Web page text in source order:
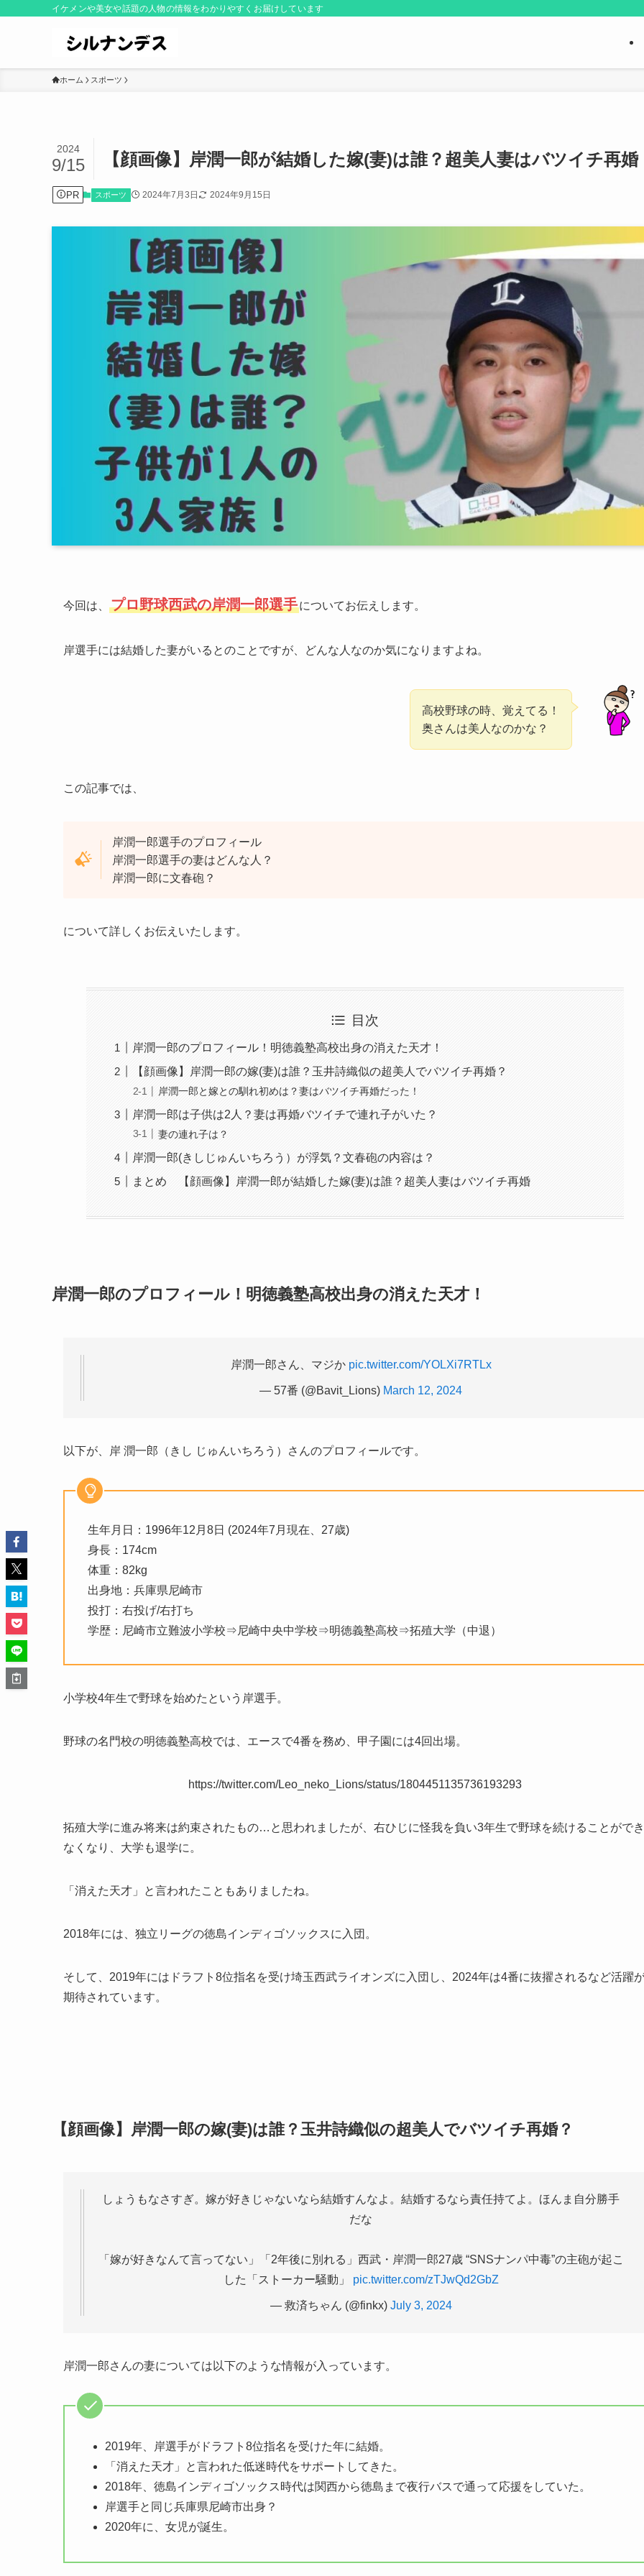
イケメンや美女や話題の人物の情報をわかりやすくお届けしています
ホーム スポーツ
【顔画像】岸潤一郎が結婚した嫁(妻)は誰？超美人妻はバツイチ再婚
2024
9/15
PR スポーツ 2024年7月3日 2024年9月15日
今回は、 プロ野球西武の岸潤一郎選手についてお伝えします。
岸選手には結婚した妻がいるとのことですが、どんな人なのか気になりますよね。
高校野球の時、覚えてる！
奥さんは美人なのかな？
この記事では、
岸潤一郎選手のプロフィール
岸潤一郎選手の妻はどんな人？
岸潤一郎に文春砲？
について詳しくお伝えいたします。
目次
岸潤一郎のプロフィール！明徳義塾高校出身の消えた天才！
【顔画像】岸潤一郎の嫁(妻)は誰？玉井詩織似の超美人でバツイチ再婚？
岸潤一郎と嫁との馴れ初めは？妻はバツイチ再婚だった！
岸潤一郎は子供は2人？妻は再婚バツイチで連れ子がいた？
妻の連れ子は？
岸潤一郎(きしじゅんいちろう）が浮気？文春砲の内容は？
まとめ 【顔画像】岸潤一郎が結婚した嫁(妻)は誰？超美人妻はバツイチ再婚
岸潤一郎のプロフィール！明徳義塾高校出身の消えた天才！
岸潤一郎さん、マジか pic.twitter.com/YOLXi7RTLx
— 57番 (@Bavit_Lions) March 12, 2024
以下が、岸 潤一郎（きし じゅんいちろう）さんのプロフィールです。
生年月日：1996年12月8日 (2024年7月現在、27歳)
身長：174cm
体重：82kg
出身地：兵庫県尼崎市
投打：右投げ/右打ち
学歴：尼崎市立難波小学校⇒尼崎中央中学校⇒明徳義塾高校⇒拓殖大学（中退）
小学校4年生で野球を始めたという岸選手。
野球の名門校の明徳義塾高校では、エースで4番を務め、甲子園には4回出場。
https://twitter.com/Leo_neko_Lions/status/1804451135736193293
拓殖大学に進み将来は約束されたもの…と思われましたが、右ひじに怪我を負い3年生で野球を続けることができ
なくなり、大学も退学に。
「消えた天才」と言われたこともありましたね。
2018年には、独立リーグの徳島インディゴソックスに入団。
そして、2019年にはドラフト8位指名を受け埼玉西武ライオンズに入団し、2024年は4番に抜擢されるなど活躍
期待されています。
【顔画像】岸潤一郎の嫁(妻)は誰？玉井詩織似の超美人でバツイチ再婚？
しょうもなさすぎ。嫁が好きじゃないなら結婚すんなよ。結婚するなら責任持てよ。ほんま自分勝手
だな
「嫁が好きなんて言ってない」「2年後に別れる」西武・岸潤一郎27歳 “SNSナンパ中毒”の主砲が起こ
した「ストーカー騒動」 pic.twitter.com/zTJwQd2GbZ
— 救済ちゃん (@finkx) July 3, 2024
岸潤一郎さんの妻については以下のような情報が入っています。
2019年、岸選手がドラフト8位指名を受けた年に結婚。
「消えた天才」と言われた低迷時代をサポートしてきた。
2018年、徳島インディゴソックス時代は関西から徳島まで夜行バスで通って応援をしていた。
岸選手と同じ兵庫県尼崎市出身？
2020年に、女児が誕生。